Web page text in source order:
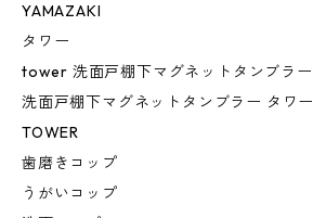
YAMAZAKI
タワー
tower 洗面戸棚下マグネットタンブラー
洗面戸棚下マグネットタンブラー タワー
TOWER
歯磨きコップ
うがいコップ